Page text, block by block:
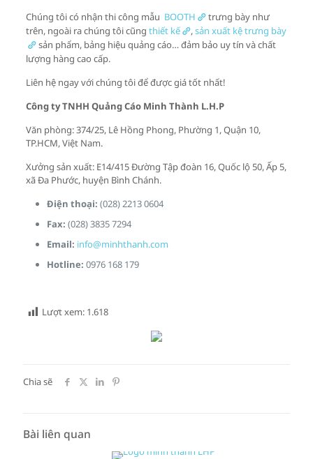
Chúng tôi có nhận thi công mẫu BOOTH
trưng bày như
trên, ngoài ra chúng tôi cũng thiết kế ,sản xuất kệ trưng bày
sản phẩm, bảng hiệu quảng cáo… đảm bảo uy tín và chất
lượng hàng cao cấp.
Liên hệ ngay với chúng tôi để được giá tốt nhất!
Công ty TNHH Quảng Cáo Minh Thành L.H.P
Văn phòng: 374/25, Lê Hồng Phong, Phường 1, Quận 10,
TP.HCM, Việt Nam.
Xưởng sản xuất: E14/415 Đường Tập đoàn 16, Quốc lộ 50, Ấp 5,
xã Đa Phước, huyện Bình Chánh.
Điện thoại: (028) 2213 0604
Fax: (028) 3835 7294
Email: info@minhthanh.com
Hotline: 0976 168 179
Lượt xem: 1.618
Chia sẽ
Bài liên quan